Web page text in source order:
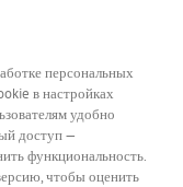
персональных
в настройках
удобно
доступ —
функциональность.
чтобы оценить